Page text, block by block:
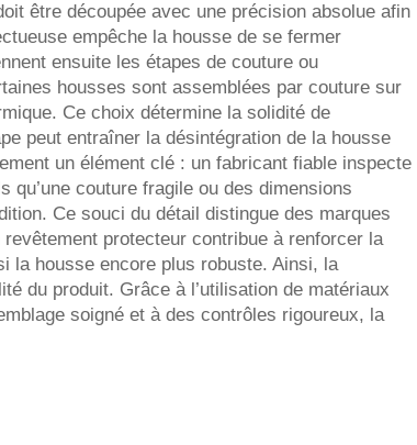
être découpée avec une précision absolue afin
empêche la housse de se fermer
ensuite les étapes de couture ou
housses sont assemblées par couture sur
Ce choix détermine la solidité de
peut entraîner la désintégration de la housse
un élément clé : un fabricant fiable inspecte
qu’une couture fragile ou des dimensions
Ce souci du détail distingue des marques
revêtement protecteur contribue à renforcer la
la housse encore plus robuste. Ainsi, la
du produit. Grâce à l’utilisation de matériaux
soigné et à des contrôles rigoureux, la